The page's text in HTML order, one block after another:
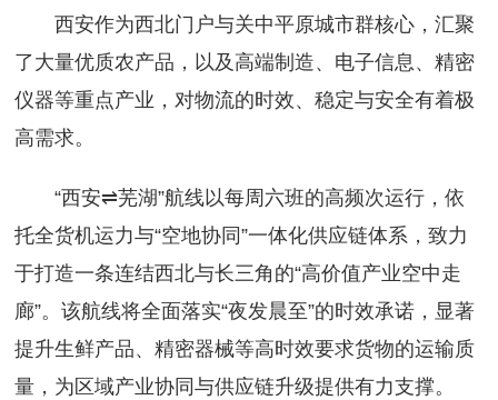
西安作为西北门户与关中平原城市群核心，汇聚
了大量优质农产品，以及高端制造、电子信息、精密
仪器等重点产业，对物流的时效、稳定与安全有着极
高需求。
“西安⇌芜湖”航线以每周六班的高频次运行，依
托全货机运力与“空地协同”一体化供应链体系，致力
于打造一条连结西北与长三角的“高价值产业空中走
廊”。该航线将全面落实“夜发晨至”的时效承诺，显著
提升生鲜产品、精密器械等高时效要求货物的运输质
量，为区域产业协同与供应链升级提供有力支撑。